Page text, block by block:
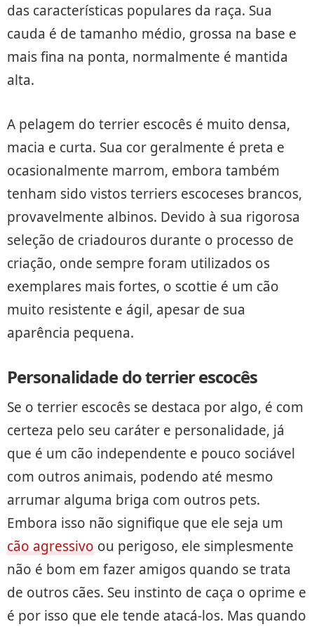
das características populares da raça. Sua
cauda é de tamanho médio, grossa na base e
mais fina na ponta, normalmente é mantida
alta.
A pelagem do terrier escocês é muito densa,
macia e curta. Sua cor geralmente é preta e
ocasionalmente marrom, embora também
tenham sido vistos terriers escoceses brancos,
provavelmente albinos. Devido à sua rigorosa
seleção de criadouros durante o processo de
criação, onde sempre foram utilizados os
exemplares mais fortes, o scottie é um cão
muito resistente e ágil, apesar de sua
aparência pequena.
Personalidade do terrier escocês
Se o terrier escocês se destaca por algo, é com
certeza pelo seu caráter e personalidade, já
que é um cão independente e pouco sociável
com outros animais, podendo até mesmo
arrumar alguma briga com outros pets.
Embora isso não signifique que ele seja um
cão agressivo ou perigoso, ele simplesmente
não é bom em fazer amigos quando se trata
de outros cães. Seu instinto de caça o oprime e
é por isso que ele tende atacá-los. Mas quando